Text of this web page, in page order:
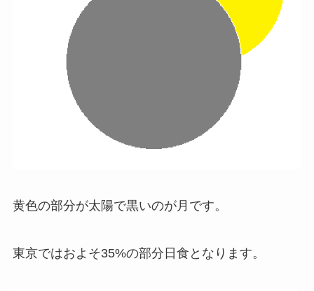
黄色の部分が太陽で黒いのが月です。
東京ではおよそ35%の部分日食 となります。